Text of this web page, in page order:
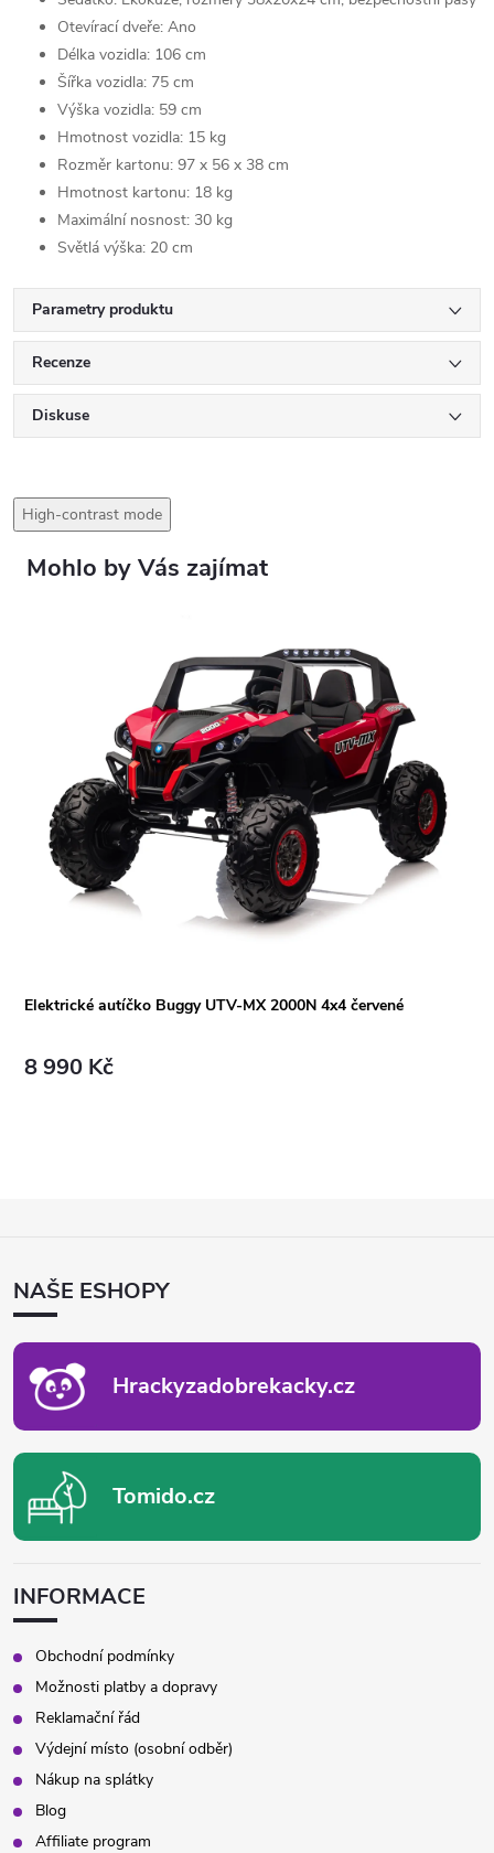
Otevírací dveře: Ano
Délka vozidla: 106 cm
Šířka vozidla: 75 cm
Výška vozidla: 59 cm
Hmotnost vozidla: 15 kg
Rozměr kartonu: 97 x 56 x 38 cm
Hmotnost kartonu: 18 kg
Maximální nosnost: 30 kg
Světlá výška: 20 cm
Parametry produktu
Recenze
Diskuse
High-contrast mode
Elektrické autíčko Buggy UTV-MX 2000N 4x4 červené
8 990 Kč
ANAŠE ESHOPY
Hrackyzadobrekacky.cz
Tomido.cz
INFORMACE
Obchodní podmínky
Možnosti platby a dopravy
Reklamační řád
Výdejní místo (osobní odběr)
Nákup na splátky
Blog
Affiliate program